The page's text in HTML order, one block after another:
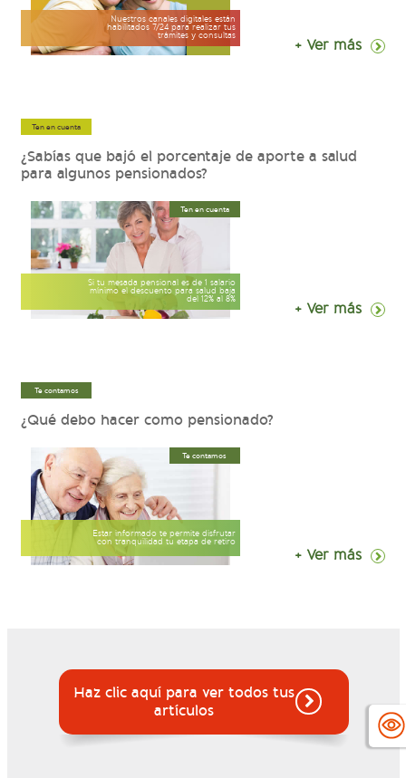
Nuestros canales digitales están
habilitados 7/24 para realizar tus
trámites y consultas
+ Ver más
Ten en cuenta
Si tu mesada pensional es de 1 salario
mínimo el descuento para salud baja
del 12% al 8%
Ten en cuenta
¿Sabías que bajó el porcentaje de aporte a salud
para algunos pensionados?
+ Ver más
Te contamos
Estar informado te permite disfrutar
con tranquilidad tu etapa de retiro
Te contamos
¿Qué debo hacer como pensionado?
+ Ver más
Haz clic aquí para ver todos tus
artículos